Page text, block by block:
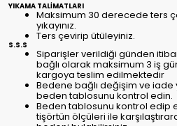
YIKAMA TALİMATLARI
Maksimum 30 derecede ters
yıkayınız.
Ters çevirip ütüleyiniz.
S.S.S
Siparişler verildiği günden
bağlı olarak maksimum 3 iş
kargoya teslim edilmektedir
Bedene bağlı değişim ve iade
beden tablosunu kontrol edin.
Beden tablosunu kontrol edip
tişörtün ölçüleri ile